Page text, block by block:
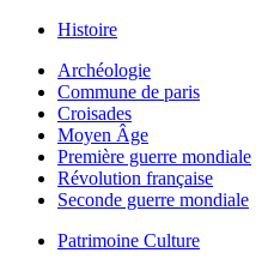
Histoire
Archéologie
Commune de paris
Croisades
Moyen Âge
Première guerre mondiale
Révolution française
Seconde guerre mondiale
Patrimoine Culture